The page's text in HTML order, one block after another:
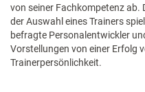
von seiner Fachkompetenz ab.
der Auswahl eines Trainers
befragte Personalentwickler
Vorstellungen von einer Erfolg
Trainerpersönlichkeit.